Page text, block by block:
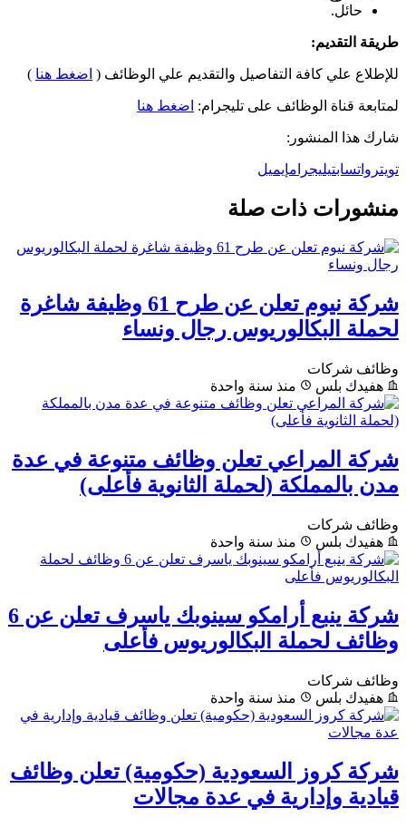
حائل.
طريقة التقديم:
للإطلاع علي كافة التفاصيل والتقديم علي الوظائف ( اضغط هنا )
لمتابعة قناة الوظائف على تليجرام: اضغط هنا
شارك هذا المنشور:
تويتر واتسابتيليجرامإيميل
منشورات ذات صلة
شركة نيوم تعلن عن طرح 61 وظيفة شاغرة
لحملة البكالوريوس رجال ونساء
وظائف شركات
هفيدك بلس
منذ سنة واحدة
شركة المراعي تعلن وظائف متنوعة في عدة
مدن بالمملكة (لحملة الثانوية فأعلى)
وظائف شركات
هفيدك بلس
منذ سنة واحدة
شركة ينبع أرامكو سينوبك ياسرف تعلن عن 6
وظائف لحملة البكالوريوس فأعلى
وظائف شركات
هفيدك بلس
منذ سنة واحدة
شركة كروز السعودية (حكومية) تعلن وظائف
قيادية وإدارية في عدة مجالات